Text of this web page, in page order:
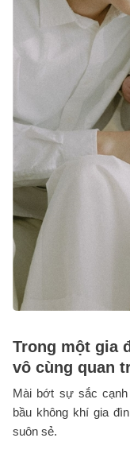
Trong một gia
vô cùng quan
Mài bớt sự sắc
bầu không khí gia
suôn sẻ.